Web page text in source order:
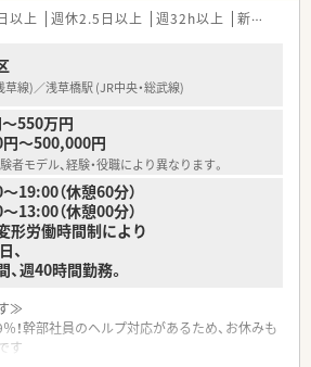
等を取得し一人ひとりが働きやすい環境が整備
度、人事制度、評価制度、キャリア支援制度等
以上 週休2.5日以上 週32h以上 新卒可
線)／浅草橋駅 (JR中央・総武線)
550万円
～500,000円
モデル、経験・役職により異なります。
（休憩60分）
（休憩00分）
形労働時間制により
、
週40時間勤務。
≫
％！幹部社員のヘルプ対応があるため、お休みも
す